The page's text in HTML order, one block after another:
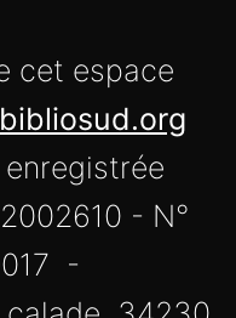
cet espace
- N°
-